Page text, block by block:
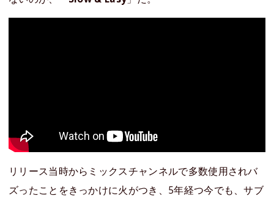
リリース当時からミックスチャンネルで多数使用されバ
ズったことをきっかけに火がつき、5年経つ今でも、サブ